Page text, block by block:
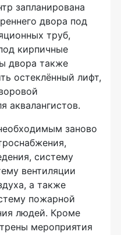
запланирована
двора под
труб,
кирпичные
двора также
остеклённый лифт,
аквалангистов.
заново
систему
вентиляции
а также
пожарной
людей. Кроме
мероприятия